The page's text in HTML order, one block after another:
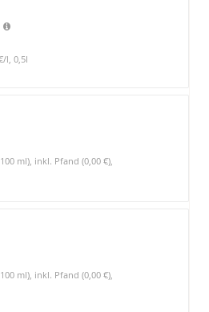
l, 0,5l
ml), inkl. Pfand (0,00 €),
ml), inkl. Pfand (0,00 €),